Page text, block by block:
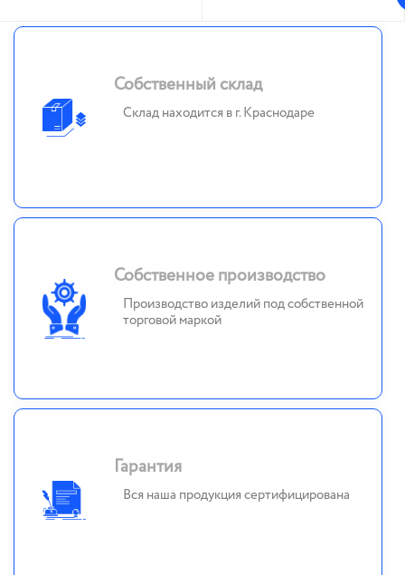
Собственный склад
Склад находится в г. Краснодаре
Собственное производство
Производство изделий под собственной
торговой маркой
Гарантия
Вся наша продукция сертифицирована